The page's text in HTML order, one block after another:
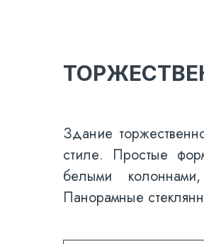
Здание
стиле. Простые
белыми
Панорамные